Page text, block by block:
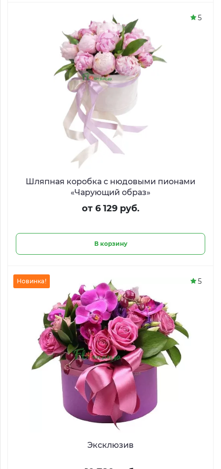
Шляпная коробка с нюдовыми пионами
«Чарующий образ»
от 6 129 руб.
В корзину
5
Эксклюзив
Новинка! 5